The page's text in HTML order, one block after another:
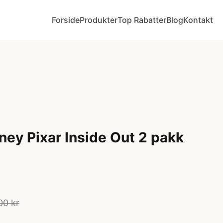
ForsideProdukterTop RabatterBlogKontakt
Pixar Inside Out 2 pakk
kr